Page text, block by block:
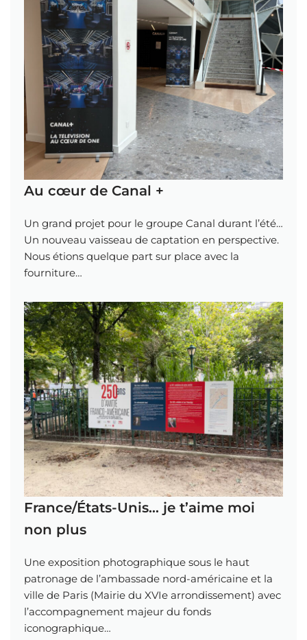
Au cœur de Canal +
Un grand projet pour le groupe Canal durant l’été…
Un nouveau vaisseau de captation en perspective.
Nous étions quelque part sur place avec la
fourniture…
France/États-Unis… je t’aime moi
non plus
Une exposition photographique sous le haut
patronage de l’ambassade nord-américaine et la
ville de Paris (Mairie du XVIe arrondissement) avec
l’accompagnement majeur du fonds
iconographique…